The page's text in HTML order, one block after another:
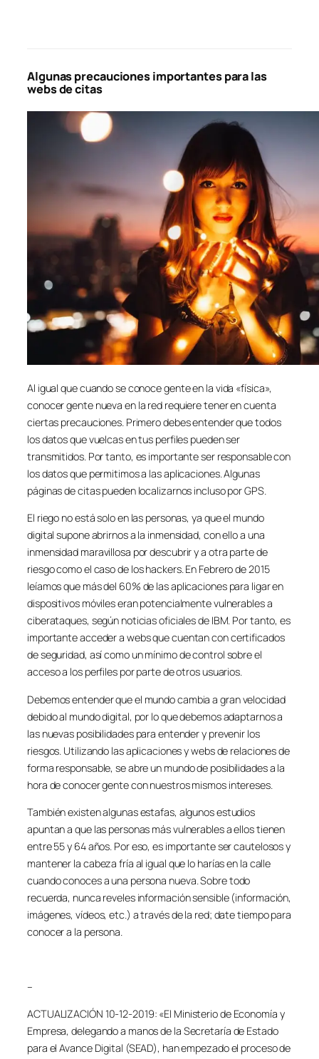
Algunas precauciones importantes para las
webs de citas
Al igual que cuando se conoce gente en la vida «física»,
conocer gente nueva en la red requiere tener en cuenta
ciertas precauciones. Primero debes entender que todos
los datos que vuelcas en tus perfiles pueden ser
transmitidos. Por tanto, es importante ser responsable con
los datos que permitimos a las aplicaciones. Algunas
páginas de citas pueden localizarnos incluso por GPS.
El riego no está solo en las personas, ya que el mundo
digital supone abrirnos a la inmensidad, con ello a una
inmensidad maravillosa por descubrir y a otra parte de
riesgo como el caso de los hackers. En Febrero de 2015
leíamos que más del 60% de las aplicaciones para ligar en
dispositivos móviles eran potencialmente vulnerables a
ciberataques, según noticias oficiales de IBM. Por tanto, es
importante acceder a webs que cuentan con certificados
de seguridad, así como un mínimo de control sobre el
acceso a los perfiles por parte de otros usuarios.
Debemos entender que el mundo cambia a gran velocidad
debido al mundo digital, por lo que debemos adaptarnos a
las nuevas posibilidades para entender y prevenir los
riesgos. Utilizando las aplicaciones y webs de relaciones de
forma responsable, se abre un mundo de posibilidades a la
hora de conocer gente con nuestros mismos intereses.
También existen algunas estafas, algunos estudios
apuntan a que las personas más vulnerables a ellos tienen
entre 55 y 64 años. Por eso, es importante ser cautelosos y
mantener la cabeza fría al igual que lo harías en la calle
cuando conoces a una persona nueva. Sobre todo
recuerda, nunca reveles información sensible (información,
imágenes, vídeos, etc.) a través de la red; date tiempo para
conocer a la persona.
–
ACTUALIZACIÓN 10-12-2019: «El Ministerio de Economía y
Empresa, delegando a manos de la Secretaría de Estado
para el Avance Digital (SEAD), han empezado el proceso de